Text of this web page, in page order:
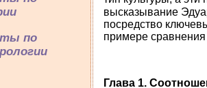
по
высказывание
посредство
примере сравнения
Глава 1.